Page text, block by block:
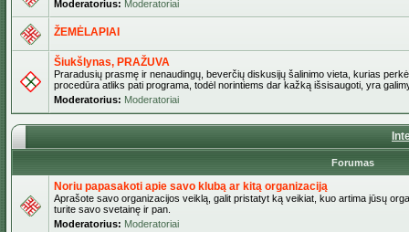
Moderatorius: Moderatoriai
ŽEMĖLAPIAI
Šiukšlynas, PRAŽUVA
Praradusių prasmę ir nenaudingų, beverčių diskusijų šalinimo vieta, kurias
procedūra atliks pati programa, todėl norintiems dar kažką išsisaugoti, yra
Moderatorius: Moderatoriai
Forumas
Noriu papasakoti apie savo klubą ar kitą organizaciją
Aprašote savo organizacijos veiklą, galit pristatyt ką veikiat, kuo artima jūsų
turite savo svetainę ir pan.
Moderatorius: Moderatoriai